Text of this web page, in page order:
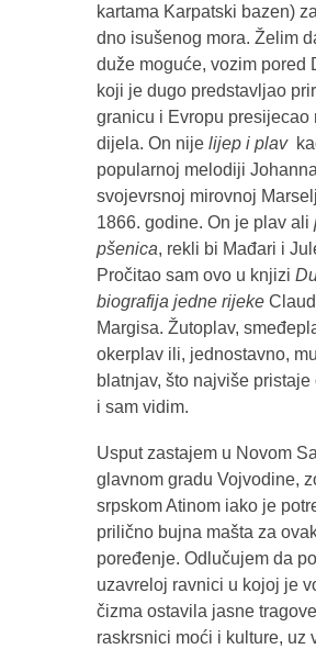
kartama Karpatski bazen)
dno isušenog mora. Želim
duže moguće, vozim pored
koji je dugo predstavljao
granicu i Evropu presijecao
dijela. On nije lijep i plav
popularnoj melodiji
svojevrsnoj mirovnoj
1866. godine. On je plav ali
pšenica, rekli bi Mađari i
Pročitao sam ovo u knjizi
biografija jedne rijeke
Margisa. Žutoplav,
okerplav ili, jednostavno,
blatnjav, što najviše pristaje
i sam vidim.
Usput zastajem u Novom
glavnom gradu Vojvodine,
srpskom Atinom iako je
prilično bujna mašta za
poređenje. Odlučujem da
uzavreloj ravnici u kojoj je
čizma ostavila jasne
raskrsnici moći i kulture, uz